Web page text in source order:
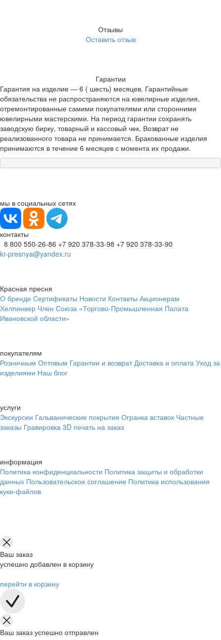
Отзывы
Оставить отзыв
Гарантии
Гарантия на изделие — 6 ( шесть) месяцев. Гарантийные
обязательства не распространяются на ювелирные изделия,
отремонтированные самими покупателями или сторонними
ювелирными мастерскими. На период гарантии сохранять
заводскую бирку, товарный и кассовый чек. Возврат не
реализованного товара не принимается. Бракованные изделия
принимаются в течение 6 месяцев с момента их продажи.
мы в социальных сетях
контакты
8 800 550-26-86 +7 920 378-33-98 +7 920 378-33-90
kr-presnya@yandex.ru
Красная пресня
О бренде Сертификаты Новости Контакты Акционерам
Хелпинвер Член Союза «Торгово-Промышленная Палата
Ивановской области»
покупателям
Розничным Оптовым Гарантии и возврат Доставка и оплата Уход за
изделиями Наш блог
услуги
Экскурсии Гальванические покрытия Огранка вставок Частные
заказы Гравировка 3D печать на заказ
информация
Политика конфиденциальности Политика защиты и обработки
данных Пользовательское соглашение Политика использования
куки-файлов
Ваш заказ
успешно добавлен в корзину
перейти в корзину
Ваш заказ успешно отправлен